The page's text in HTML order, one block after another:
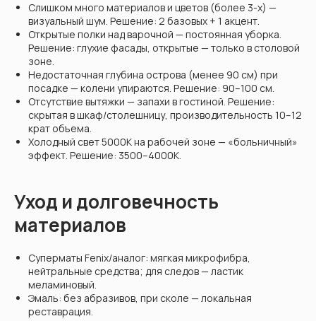
Слишком много материалов и цветов (более 3-х) —
визуальный шум. Решение: 2 базовых + 1 акцент.
Открытые полки над варочной — постоянная уборка.
Решение: глухие фасады, открытые — только в столовой
зоне.
Недостаточная глубина острова (менее 90 см) при
посадке — колени упираются. Решение: 90–100 см.
Отсутствие вытяжки — запахи в гостиной. Решение:
скрытая в шкаф/столешницу, производительность 10–12
крат объема.
Холодный свет 5000K на рабочей зоне — «больничный»
эффект. Решение: 3500–4000K.
Уход и долговечность
материалов
Суперматы Fenix/аналог: мягкая микрофибра,
нейтральные средства; для следов — ластик
меламиновый.
Эмаль: без абразивов, при сколе — локальная
реставрация.